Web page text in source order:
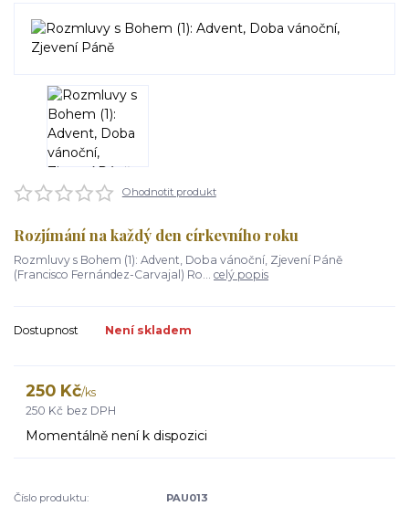
Ohodnotit produkt
Rozjímání na každý den církevního roku
Rozmluvy s Bohem (1): Advent, Doba vánoční, Zjevení Páně
(Francisco Fernández-Carvajal) Ro... celý popis
Dostupnost Není skladem
250 Kč/ks
250 Kč bez DPH
Momentálně není k dispozici
Číslo produktu:
PAU013